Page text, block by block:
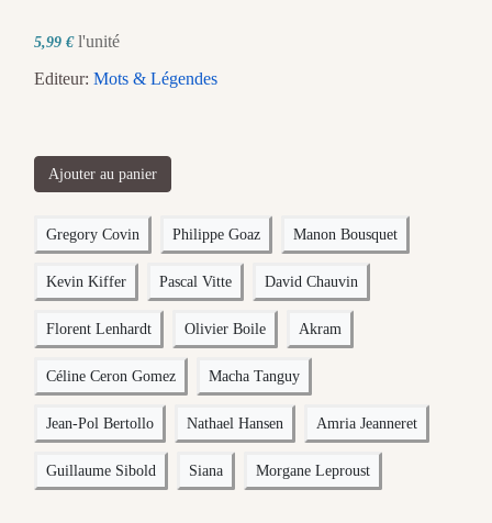
5,99 € l'unité
Editeur: Mots & Légendes
Ajouter au panier
Gregory Covin Philippe Goaz Manon Bousquet
Kevin Kiffer Pascal Vitte David Chauvin
Florent Lenhardt Olivier Boile Akram
Céline Ceron Gomez Macha Tanguy
Jean-Pol Bertollo Nathael Hansen Amria Jeanneret
Guillaume Sibold Siana Morgane Leproust